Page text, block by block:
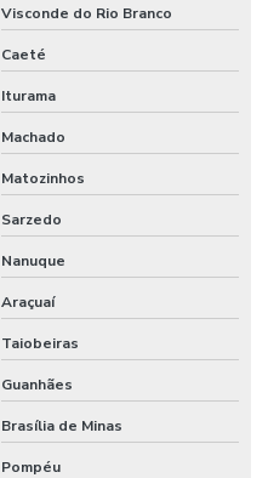
Visconde do Rio Branco
Caeté
Iturama
Machado
Matozinhos
Sarzedo
Nanuque
Araçuaí
Taiobeiras
Guanhães
Brasília de Minas
Pompéu